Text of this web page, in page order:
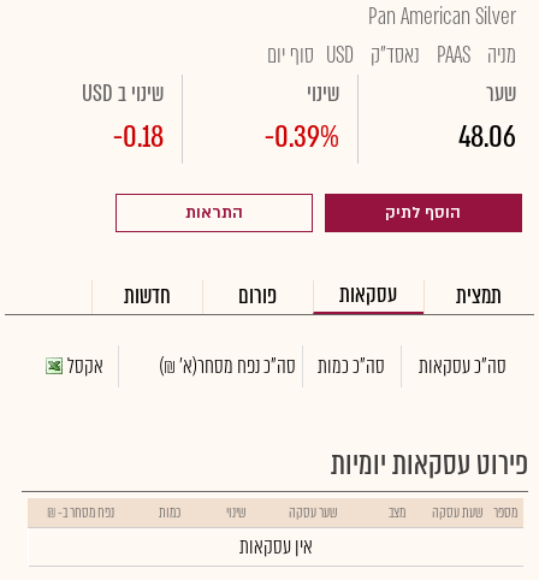
Pan American Silver
מניה PAAS נאסד"ק USD סוף יום
שער
48.06
שינוי
-0.39%
שינוי ב USD
-0.18
הוסף לתיק התראות
תמצית עסקאות פורום חדשות
סה"כ עסקאות סה"כ כמות סה"כ נפח מסחר(א' ₪) אקסל
פירוט עסקאות יומיות
מספר שעת עסקה מצב שער עסקה שינוי כמות נפח מסחר ב- ₪
אין עסקאות